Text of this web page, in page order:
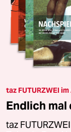
taz FUTURZWEI
Endlich
taz